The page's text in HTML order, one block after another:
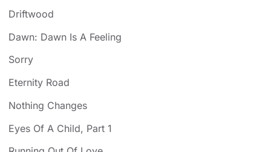
Driftwood
Dawn: Dawn Is A Feeling
Sorry
Eternity Road
Nothing Changes
Eyes Of A Child, Part 1